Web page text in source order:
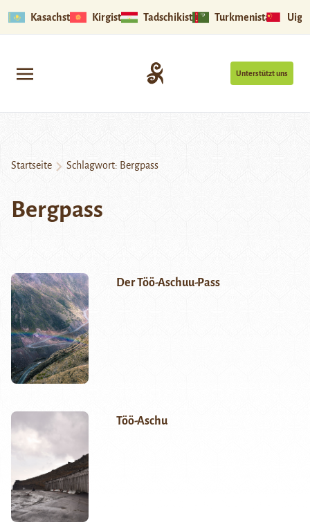
Kasachstan Kirgistan Tadschikistan Turkmenistan
Unterstützt uns
Startseite Schlagwort: Bergpass
Bergpass
Der Töö-Aschuu-Pass
Töö-Aschu